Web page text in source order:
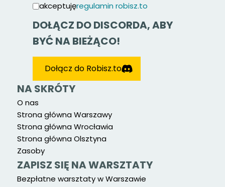
akceptujęregulamin robisz.to
DOŁĄCZ DO DISCORDA, ABY
BYĆ NA BIEŻĄCO!
Dołącz do Robisz.to
NA SKRÓTY
O nas
Strona główna Warszawy
Strona główna Wrocławia
Strona główna Olsztyna
Zasoby
ZAPISZ SIĘ NA WARSZTATY
Bezpłatne warsztaty w Warszawie